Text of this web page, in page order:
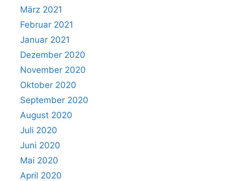
März 2021
Februar 2021
Januar 2021
Dezember 2020
November 2020
Oktober 2020
September 2020
August 2020
Juli 2020
Juni 2020
Mai 2020
April 2020